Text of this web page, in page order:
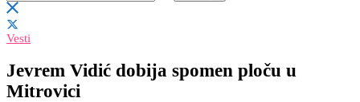
Vesti
Jevrem Vidić dobija spomen ploču u
Mitrovici